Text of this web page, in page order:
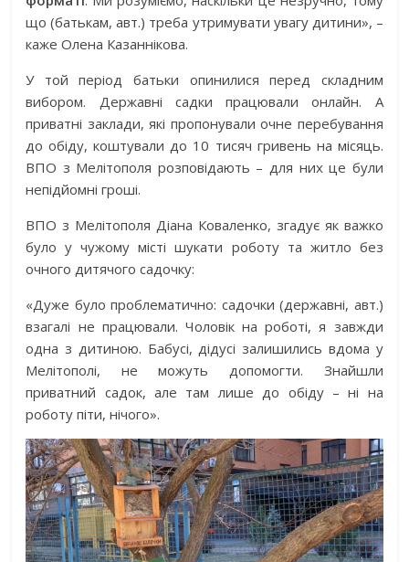
що (батькам, авт.) треба утримувати увагу дитини», –
каже Олена Казаннікова.
У той період батьки опинилися перед складним
вибором. Державні садки працювали онлайн. А
приватні заклади, які пропонували очне перебування
до обіду, коштували до 10 тисяч гривень на місяць.
ВПО з Мелітополя розповідають – для них це були
непідйомні гроші.
ВПО з Мелітополя Діана Коваленко, згадує як важко
було у чужому місті шукати роботу та житло без
очного дитячого садочку:
«Дуже було проблематично: садочки (державні, авт.)
взагалі не працювали. Чоловік на роботі, я завжди
одна з дитиною. Бабусі, дідусі залишились вдома у
Мелітополі, не можуть допомогти. Знайшли
приватний садок, але там лише до обіду – ні на
роботу піти, нічого».